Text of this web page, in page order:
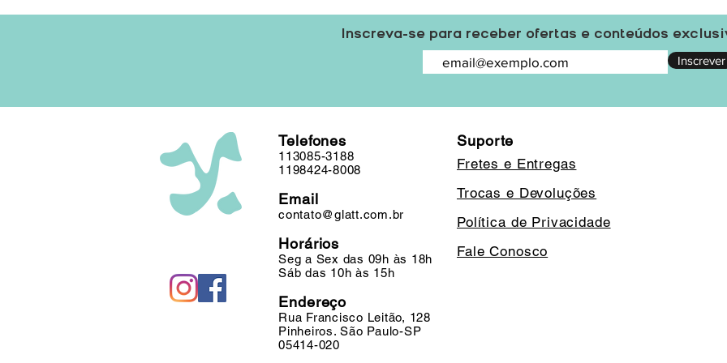
Inscreva-se para receber ofertas e conteúdos
Inscrever
Telefones
113085-3188
1198424-8008
Email
contato@glatt.com.br
Horários
Seg a Sex das 09h às 18h
Sáb das 10h às 15h
Endereço
Rua Francisco Leitão, 128
Pinheiros. São Paulo-SP
05414-020
Suporte
Fretes e Entregas
Trocas e Devoluções
Política de Privacidade
Fale Conosco